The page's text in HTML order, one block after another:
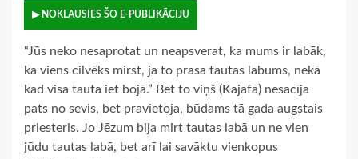
▶ NOKLAUSIES ŠO E-PUBLIKĀCIJU
“Jūs neko nesaprotat un neapsverat, ka mums ir labāk,
ka viens cilvēks mirst, ja to prasa tautas labums, nekā
kad visa tauta iet bojā.” Bet to viņš (Kajafa) nesacīja
pats no sevis, bet pravietoja, būdams tā gada augstais
priesteris. Jo Jēzum bija mirt tautas labā un ne vien
jūdu tautas labā, bet arī lai savāktu vienkopus